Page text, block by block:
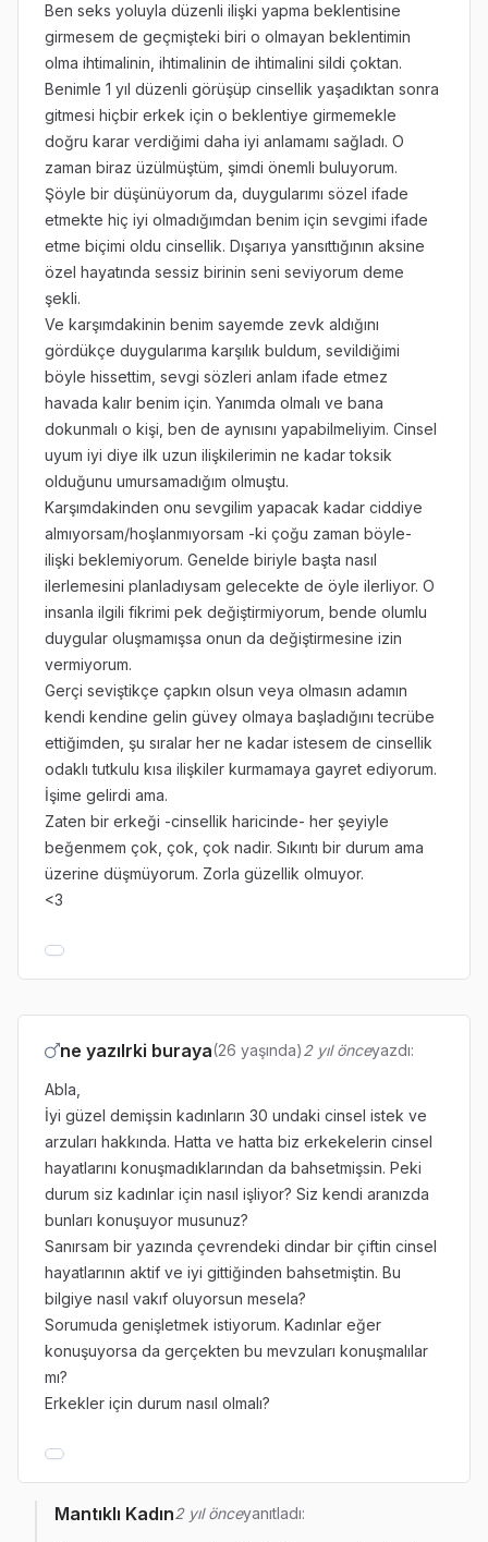
Ben seks yoluyla düzenli ilişki yapma beklentisine
girmesem de geçmişteki biri o olmayan beklentimin
olma ihtimalinin, ihtimalinin de ihtimalini sildi çoktan.
Benimle 1 yıl düzenli görüşüp cinsellik yaşadıktan sonra
gitmesi hiçbir erkek için o beklentiye girmemekle
doğru karar verdiğimi daha iyi anlamamı sağladı. O
zaman biraz üzülmüştüm, şimdi önemli buluyorum.
Şöyle bir düşünüyorum da, duygularımı sözel ifade
etmekte hiç iyi olmadığımdan benim için sevgimi ifade
etme biçimi oldu cinsellik. Dışarıya yansıttığının aksine
özel hayatında sessiz birinin seni seviyorum deme
şekli.
Ve karşımdakinin benim sayemde zevk aldığını
gördükçe duygularıma karşılık buldum, sevildiğimi
böyle hissettim, sevgi sözleri anlam ifade etmez
havada kalır benim için. Yanımda olmalı ve bana
dokunmalı o kişi, ben de aynısını yapabilmeliyim. Cinsel
uyum iyi diye ilk uzun ilişkilerimin ne kadar toksik
olduğunu umursamadığım olmuştu.
Karşımdakinden onu sevgilim yapacak kadar ciddiye
almıyorsam/hoşlanmıyorsam -ki çoğu zaman böyle-
ilişki beklemiyorum. Genelde biriyle başta nasıl
ilerlemesini planladıysam gelecekte de öyle ilerliyor. O
insanla ilgili fikrimi pek değiştirmiyorum, bende olumlu
duygular oluşmamışsa onun da değiştirmesine izin
vermiyorum.
Gerçi seviştikçe çapkın olsun veya olmasın adamın
kendi kendine gelin güvey olmaya başladığını tecrübe
ettiğimden, şu sıralar her ne kadar istesem de cinsellik
odaklı tutkulu kısa ilişkiler kurmamaya gayret ediyorum.
İşime gelirdi ama.
Zaten bir erkeği -cinsellik haricinde- her şeyiyle
beğenmem çok, çok, çok nadir. Sıkıntı bir durum ama
üzerine düşmüyorum. Zorla güzellik olmuyor.
<3
ne yazılrki buraya(26 yaşında)2 yıl önceyazdı:
Abla,
İyi güzel demişsin kadınların 30 undaki cinsel istek ve
arzuları hakkında. Hatta ve hatta biz erkekelerin cinsel
hayatlarını konuşmadıklarından da bahsetmişsin. Peki
durum siz kadınlar için nasıl işliyor? Siz kendi aranızda
bunları konuşuyor musunuz?
Sanırsam bir yazında çevrendeki dindar bir çiftin cinsel
hayatlarının aktif ve iyi gittiğinden bahsetmiştin. Bu
bilgiye nasıl vakıf oluyorsun mesela?
Sorumuda genişletmek istiyorum. Kadınlar eğer
konuşuyorsa da gerçekten bu mevzuları konuşmalılar
mı?
Erkekler için durum nasıl olmalı?
Mantıklı Kadın2 yıl önceyanıtladı: